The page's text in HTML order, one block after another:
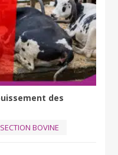
des
SECTION BOVINE